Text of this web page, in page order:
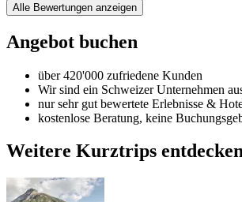
Alle Bewertungen anzeigen
Angebot buchen
über 420'000 zufriedene Kunden
Wir sind ein Schweizer Unternehmen
nur sehr gut bewertete Erlebnisse &
kostenlose Beratung, keine
Weitere Kurztrips